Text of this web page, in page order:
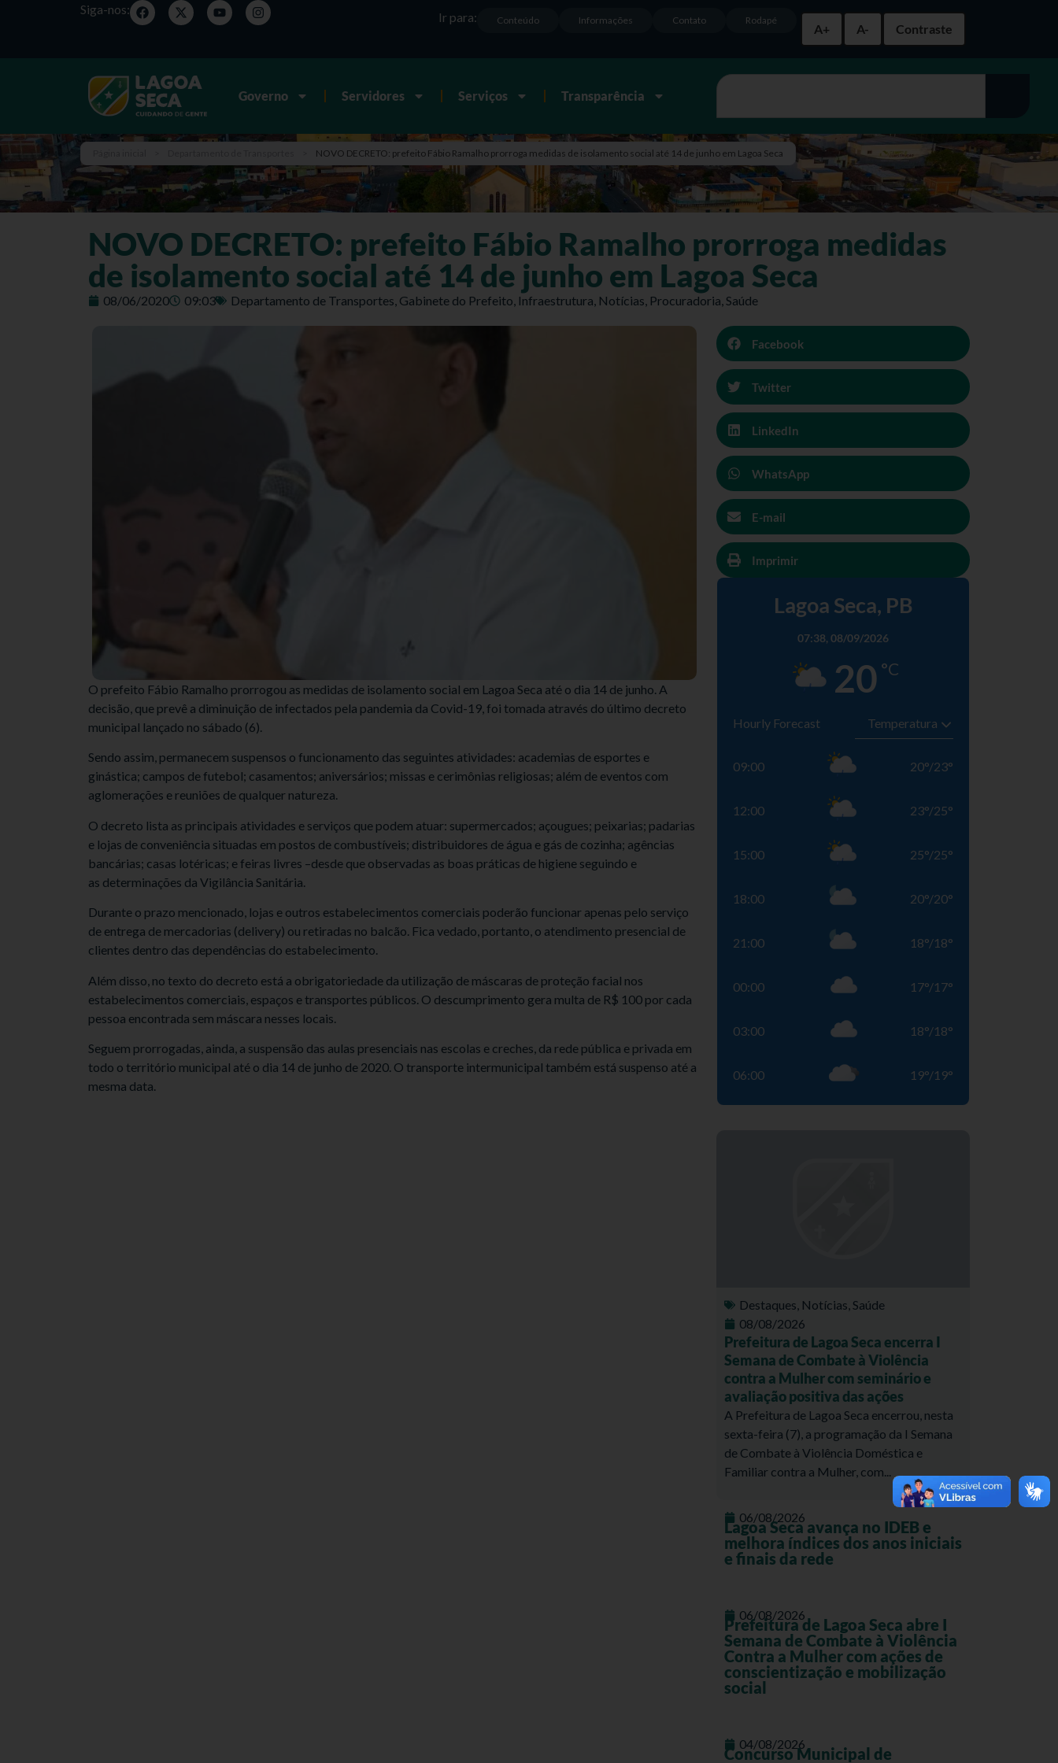
Siga-nos:
A+
A- Contraste
Rodapé
Contato
Informações
Conteúdo
Ir para:
Governo Servidores Serviços Transparência
NOVO DECRETO: prefeito Fábio Ramalho prorroga medidas de isolamento social até 14 de junho em Lagoa Seca
NOVO DECRETO: prefeito Fábio Ramalho prorroga medidas
de isolamento social até 14 de junho em Lagoa Seca
08/06/2020 09:03 Departamento de Transportes, Gabinete do Prefeito, Infraestrutura, Notícias, Procuradoria,Saúde
O prefeito Fábio Ramalho prorrogou as medidas de isolamento social em Lagoa Seca até o dia 14 de junho. A
decisão, que prevê a diminuição de infectados pela pandemia da Covid-19, foi tomada através do último decreto
municipal lançado no sábado (6).
Sendo assim, permanecem suspensos o funcionamento das seguintes atividades: academias de esportes e
ginástica; campos de futebol; casamentos; aniversários; missas e cerimônias religiosas; além de eventos com
aglomerações e reuniões de qualquer natureza.
O decreto lista as principais atividades e serviços que podem atuar: supermercados; açougues; peixarias; padarias
e lojas de conveniência situadas em postos de combustíveis; distribuidores de água e gás de cozinha; agências
bancárias; casas lotéricas; e feiras livres –desde que observadas as boas práticas de higiene seguindo e
as determinações da Vigilância Sanitária.
Durante o prazo mencionado, lojas e outros estabelecimentos comerciais poderão funcionar apenas pelo serviço
de entrega de mercadorias (delivery) ou retiradas no balcão. Fica vedado, portanto, o atendimento presencial de
clientes dentro das dependências do estabelecimento.
Além disso, no texto do decreto está a obrigatoriedade da utilização de máscaras de proteção facial nos
estabelecimentos comerciais, espaços e transportes públicos. O descumprimento gera multa de R$ 100 por cada
pessoa encontrada sem máscara nesses locais.
Seguem prorrogadas, ainda, a suspensão das aulas presenciais nas escolas e creches, da rede pública e privada em
todo o território municipal até o dia 14 de junho de 2020. O transporte intermunicipal também está suspenso até a
mesma data.
Facebook
Twitter
LinkedIn
WhatsApp
E-mail
Imprimir
Lagoa Seca, PB
07:38, 08/09/2026
20 °C
Hourly Forecast
09:00 20°/23°
12:00 23°/25°
15:00 25°/25°
18:00 20°/20°
21:00 18°/18°
00:00 17°/17°
03:00 18°/18°
06:00 19°/19°
Destaques, Notícias,Saúde
08/08/2026
Prefeitura de Lagoa Seca encerra I
Semana de Combate à Violência
contra a Mulher com seminário e
avaliação positiva das ações
A Prefeitura de Lagoa Seca encerrou, nesta
sexta-feira (7), a programação da I Semana
de Combate à Violência Doméstica e
Familiar contra a Mulher, com...
06/08/2026
Lagoa Seca avança no IDEB e
melhora índices dos anos iniciais
e finais da rede
06/08/2026
Prefeitura de Lagoa Seca abre I
Semana de Combate à Violência
Contra a Mulher com ações de
conscientização e mobilização
social
04/08/2026
Concurso Municipal de